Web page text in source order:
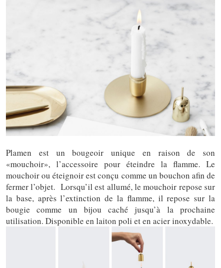
Plamen est un bougeoir unique en raison de son
«mouchoir», l’accessoire pour éteindre la flamme. Le
mouchoir ou éteignoir est conçu comme un bouchon afin de
fermer l’objet. Lorsqu’il est allumé, le mouchoir repose sur
la base, après l’extinction de la flamme, il repose sur la
bougie comme un bijou caché jusqu’à la prochaine
utilisation. Disponible en laiton poli et en acier inoxydable.